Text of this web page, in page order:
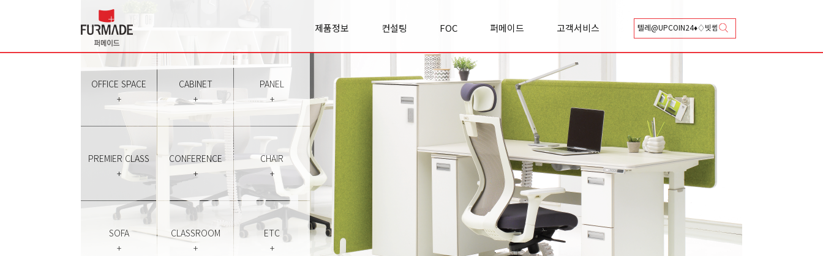
제품정보 컨설팅 FOC 퍼메이드 고객서비스
Office space
Panel
Premierclass
Conference
Chair
Sofa
Classroom
Etc
실적/사례
리서치&
인사이트
FOC란?
FOC 이야기
모집공고
기업소개
사업영역
오시는길
상담신청
카달로그 신청
Q&A
A/S 신청
총판안내
협력업체등록안내
OFFICE SPACE
+
CABINET
+
PANEL
+
PREMIER CLASS
+
CONFERENCE
+
CHAIR
+
SOFA
+
CLASSROOM
+
ETC
+